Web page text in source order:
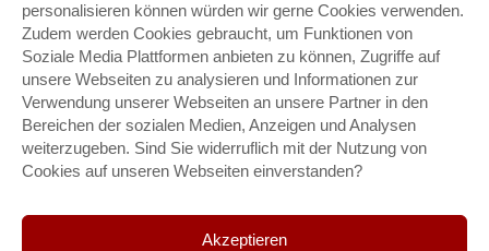
personalisieren können würden wir gerne Cookies verwenden.
Zudem werden Cookies gebraucht, um Funktionen von
Soziale Media Plattformen anbieten zu können, Zugriffe auf
unsere Webseiten zu analysieren und Informationen zur
Verwendung unserer Webseiten an unsere Partner in den
Bereichen der sozialen Medien, Anzeigen und Analysen
weiterzugeben. Sind Sie widerruflich mit der Nutzung von
Cookies auf unseren Webseiten einverstanden?
Akzeptieren
Tel. 05973 / 94 73 - 0
E-Mail:stanna-neuenkirchen@bistum-muenster.de
“
Die Kirche sei immer ein Ort der Barmherzigkeit und
Hoffnung, wo wir spüren, dass wir angenommen und
geliebt sind und Vergebung erhalten.